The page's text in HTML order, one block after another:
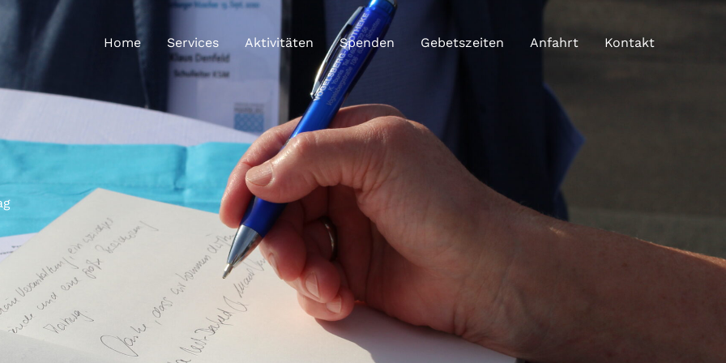
Home Services Aktivitäten Spenden Gebetszeiten Anfahrt Kontakt